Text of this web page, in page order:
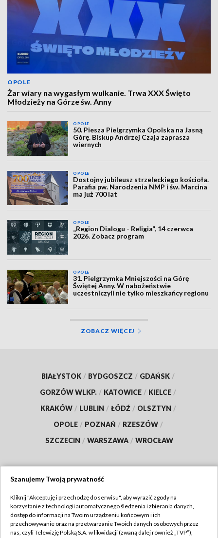
OPOLE
Żar wiary na wygasłym wulkanie. Trwa XXX Święto
Młodzieży na Górze św. Anny
OPOLE
50. Piesza Pielgrzymka Opolska na Jasną
Górę. Biskup Andrzej Czaja zaprasza
wiernych
OPOLE
Dostojny jubileusz strzeleckiego kościoła.
Parafia pw. Narodzenia NMP i św. Marcina
ma już 700 lat
OPOLE
„Region Dialogu - Religia”, 14 czerwca
2026. Zobacz program
OPOLE
31. Pielgrzymka Mniejszości na Górę
Świętej Anny. W nabożeństwie
uczestniczyli nie tylko mieszkańcy regionu
ZOBACZ WIĘCEJ
BIAŁYSTOK / BYDGOSZCZ / GDAŃSK /
GORZÓW WLKP. / KATOWICE / KIELCE /
KRAKÓW / LUBLIN / ŁÓDŹ / OLSZTYN /
OPOLE / POZNAŃ / RZESZÓW /
SZCZECIN / WARSZAWA / WROCŁAW
TVP
Abonament TVP
Regulamin TVP
Szanujemy Twoją prywatność
Kliknij "Akceptuję i przechodzę do serwisu", aby wyrazić zgody na
korzystanie z technologii automatycznego śledzenia i zbierania danych,
dostęp do informacji na Twoim urządzeniu końcowym i ich
przechowywanie oraz na przetwarzanie Twoich danych osobowych przez
nas, czyli Telewizję Polską S.A. w likwidacji (zwaną dalej również „TVP”),